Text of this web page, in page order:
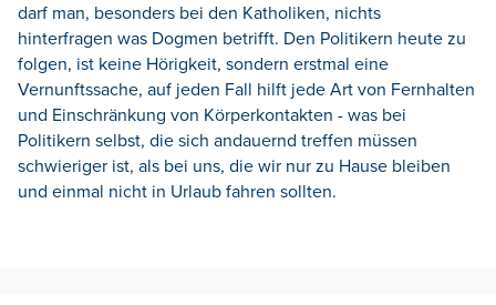
darf man, besonders bei den Katholiken, nichts
hinterfragen was Dogmen betrifft. Den Politikern heute zu
folgen, ist keine Hörigkeit, sondern erstmal eine
Vernunftssache, auf jeden Fall hilft jede Art von Fernhalten
und Einschränkung von Körperkontakten - was bei
Politikern selbst, die sich andauernd treffen müssen
schwieriger ist, als bei uns, die wir nur zu Hause bleiben
und einmal nicht in Urlaub fahren sollten.